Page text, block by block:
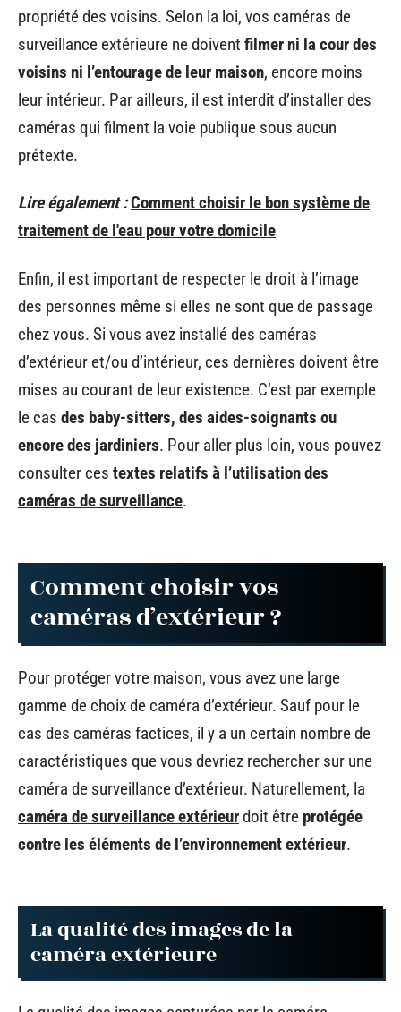
propriété des voisins. Selon la loi, vos caméras de
surveillance extérieure ne doivent filmer ni la cour des
voisins ni l’entourage de leur maison, encore moins
leur intérieur. Par ailleurs, il est interdit d’installer des
caméras qui filment la voie publique sous aucun
prétexte.
Lire également :Comment choisir le bon système de
traitement de l'eau pour votre domicile
Enfin, il est important de respecter le droit à l’image
des personnes même si elles ne sont que de passage
chez vous. Si vous avez installé des caméras
d’extérieur et/ou d’intérieur, ces dernières doivent être
mises au courant de leur existence. C’est par exemple
le cas des baby-sitters, des aides-soignants ou
encore des jardiniers. Pour aller plus loin, vous pouvez
consulter ces textes relatifs à l’utilisation des
caméras de surveillance.
Comment choisir vos
caméras d’extérieur ?
Pour protéger votre maison, vous avez une large
gamme de choix de caméra d’extérieur. Sauf pour le
cas des caméras factices, il y a un certain nombre de
caractéristiques que vous devriez rechercher sur une
caméra de surveillance d’extérieur. Naturellement, la
caméra de surveillance extérieurdoit être protégée
contre les éléments de l’environnement extérieur.
La qualité des images de la
caméra extérieure